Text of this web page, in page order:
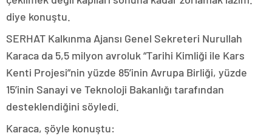
diye konuştu.
SERHAT Kalkınma Ajansı Genel Sekreteri Nurullah
Karaca da 5,5 milyon avroluk “Tarihi Kimliği ile Kars
Kenti Projesi”nin yüzde 85’inin Avrupa Birliği, yüzde
15’inin Sanayi ve Teknoloji Bakanlığı tarafından
desteklendiğini söyledi.
Karaca, şöyle konuştu: